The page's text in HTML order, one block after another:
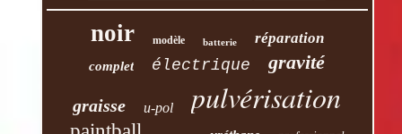
noir modèle batterie réparation
complet électrique gravité
graisse u-pol pulvérisation